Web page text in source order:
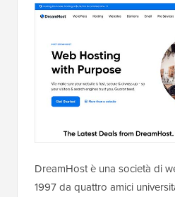
DreamHost è una società di
1997 da quattro amici